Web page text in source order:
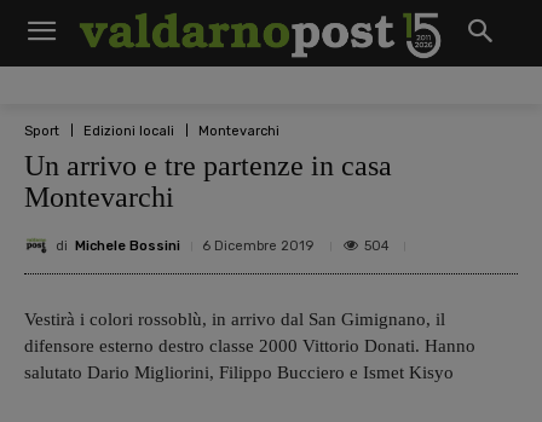
Sport Edizioni locali Montevarchi
Un arrivo e tre partenze in casa
Montevarchi
di Michele Bossini 6 Dicembre 2019 504
Vestirà i colori rossoblù, in arrivo dal San Gimignano, il
difensore esterno destro classe 2000 Vittorio Donati. Hanno
salutato Dario Migliorini, Filippo Bucciero e Ismet Kisyo